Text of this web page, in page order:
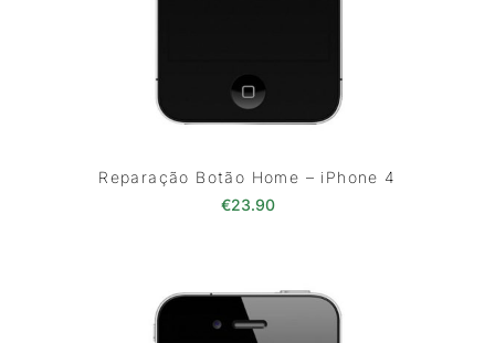
Reparação Botão Home – iPhone 4
€23.90